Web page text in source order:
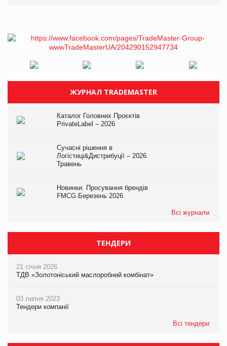
ЖУРНАЛ TRADEMASTER
Каталог Головних Проєктів
PrivateLabel – 2026
Сучасні рішення в
Логістиці&Дистрибуції – 2026.
Травень
Новинки. Просування брендів
FMCG.Березень 2026
Всі журнали
ТЕНДЕРИ
21 січня 2026
ТДВ «Золотоніський маслоробний комбінат»
03 липня 2023
Тендери компанії
Всі тендери